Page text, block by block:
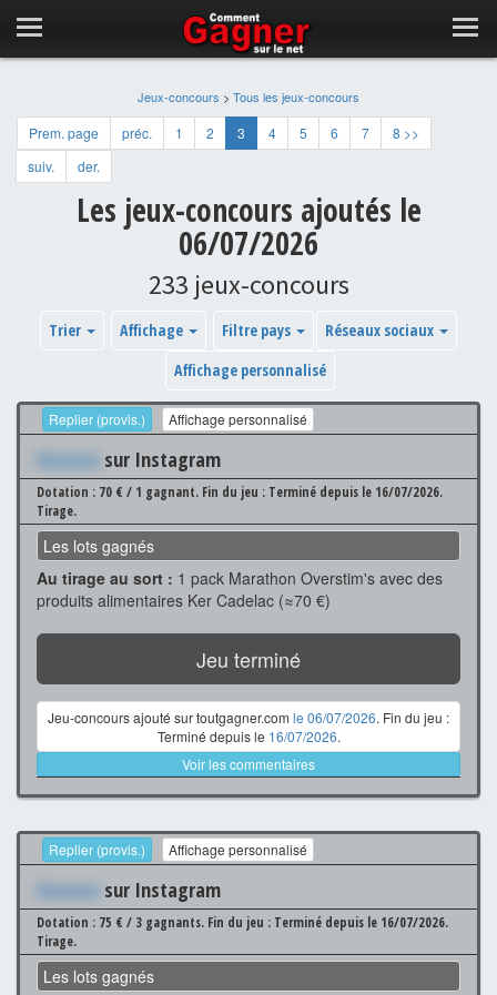
Jeux-concours > Tous les jeux-concours
Prem. page préc. 1 2 3 4 5 6 7
8 >>
suiv.
der.
Les jeux-concours ajoutés le
06/07/2026
233 jeux-concours
Trier Affichage Filtre pays
Réseaux sociaux
Affichage personnalisé
Replier (provis.) Affichage personnalisé
Xxxxxxx sur Instagram
Dotation : 70 € / 1 gagnant. Fin du jeu : Terminé depuis le 16/07/2026.
Tirage.
Les lots gagnés
Au tirage au sort : 1 pack Marathon Overstim's avec des
produits alimentaires Ker Cadelac (≈70 €)
Jeu terminé
Jeu-concours ajouté sur toutgagner.com le 06/07/2026. Fin du jeu :
Terminé depuis le 16/07/2026.
Voir les commentaires
Replier (provis.) Affichage personnalisé
Xxxxxxx sur Instagram
Dotation : 75 € / 3 gagnants. Fin du jeu : Terminé depuis le 16/07/2026.
Tirage.
Les lots gagnés